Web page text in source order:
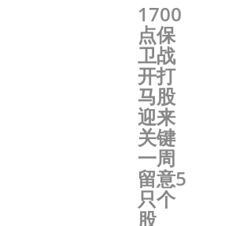
1700
点保
卫战
开打
马股
迎来
关键
一周
留意5
只个
股